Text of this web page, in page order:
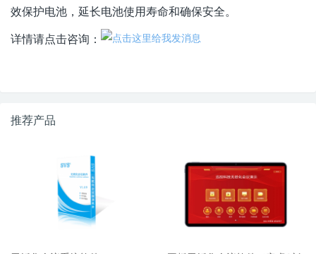
效保护电池，延长电池使用寿命和确保安全。
详情请点击咨询：
推荐产品